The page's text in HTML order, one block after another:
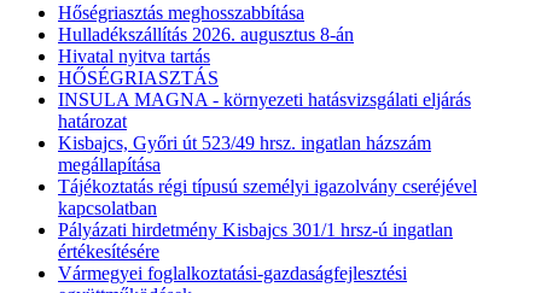
Hőségriasztás meghosszabbítása
Hulladékszállítás 2026. augusztus 8-án
Hivatal nyitva tartás
HŐSÉGRIASZTÁS
INSULA MAGNA - környezeti hatásvizsgálati eljárás
határozat
Kisbajcs, Győri út 523/49 hrsz. ingatlan házszám
megállapítása
Tájékoztatás régi típusú személyi igazolvány cseréjével
kapcsolatban
Pályázati hirdetmény Kisbajcs 301/1 hrsz-ú ingatlan
értékesítésére
Vármegyei foglalkoztatási-gazdaságfejlesztési